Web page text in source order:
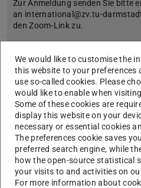
Zur Anmeldung senden Sie bitte
an international@zv.tu-
den Zoom-Link zu.
Urlaub Studienbüro
an Gymnasien, Master of
2026/04/06
7. – 10. April 2026
Während der Urlaubszeit finden
Weitere Informationen dazu
We would like to customise the
this website to your preferences
use so-called cookies. Please
would like to enable when
Some of these cookies are
display this website on your
necessary or essential cookies
The preferences cookie saves
preferred search engine, while
how the open-source statistical
your visits to and activities on
For more information about